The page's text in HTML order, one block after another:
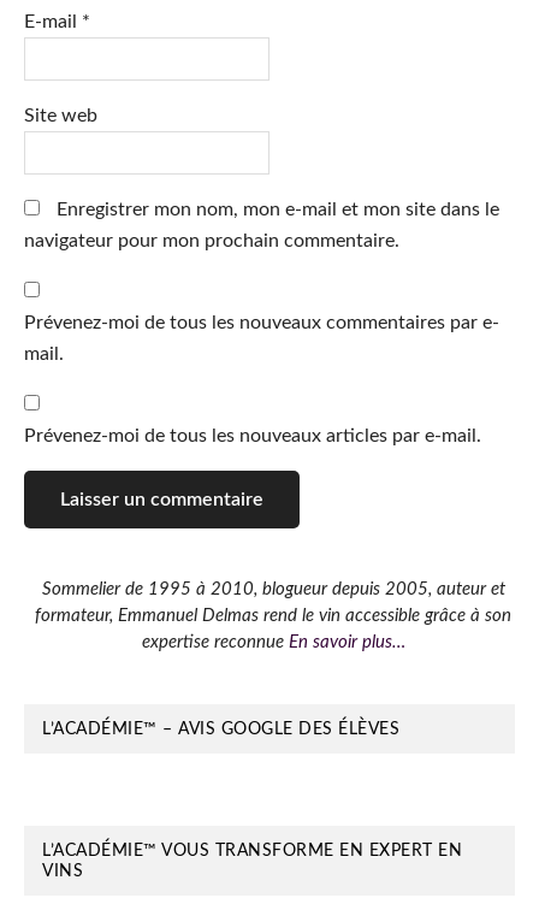
E-mail *
Site web
Enregistrer mon nom, mon e-mail et mon site dans le
navigateur pour mon prochain commentaire.
Prévenez-moi de tous les nouveaux commentaires par e-
mail.
Prévenez-moi de tous les nouveaux articles par e-mail.
Barre
latérale
Sommelier de 1995 à 2010, blogueur depuis 2005, auteur et
formateur, Emmanuel Delmas rend le vin accessible grâce à son
expertise reconnue En savoir plus…
L’ACADÉMIE™ – AVIS GOOGLE DES ÉLÈVES
L’ACADÉMIE™ VOUS TRANSFORME EN EXPERT EN
VINS